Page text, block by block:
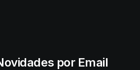
por Email